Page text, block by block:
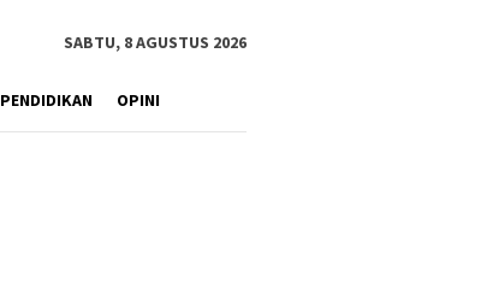
SABTU, 8 AGUSTUS 2026
PENDIDIKAN OPINI